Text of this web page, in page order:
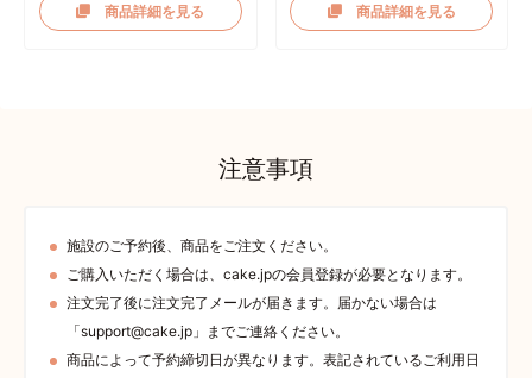
商品詳細を見る 商品詳細を見る
注意事項
施設のご予約後、商品をご注文ください。
ご購入いただく場合は、cake.jpの会員登録が必要となります。
注文完了後に注文完了メールが届きます。届かない場合は
「support@cake.jp」までご連絡ください。
商品によって予約締切日が異なります。表記されているご利用日